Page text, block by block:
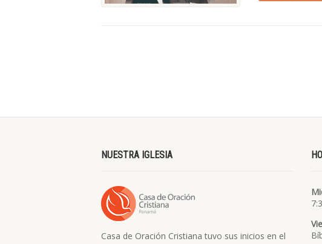
NUESTRA IGLESIA
Casa de Oración Cristiana tuvo sus inicios en el